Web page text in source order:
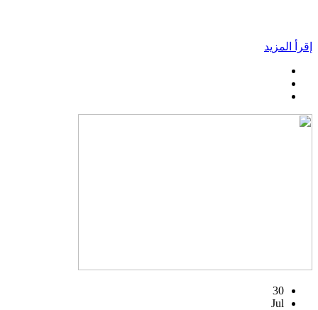
إقرأ المزيد
30
Jul